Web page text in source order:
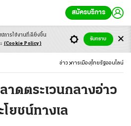
สมัครบริการ
ข่าว การเมือง ไทยรัฐออนไลน์
ดตระเวนกลางอ่าว
ยชน์ทางเล
การใช้งานที่ดียิ่งขึ้น
(Cookie Policy)
รับทราบ